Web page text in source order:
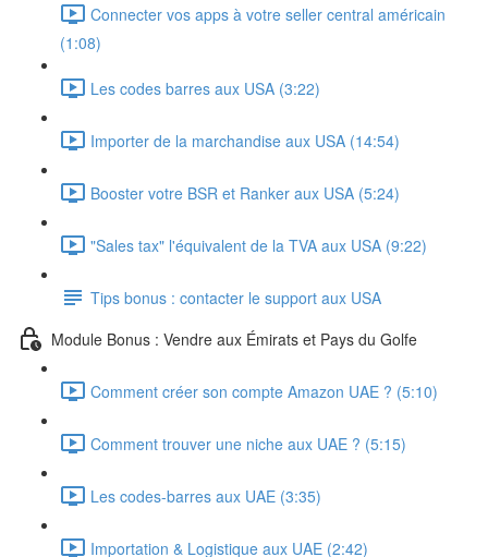
Connecter vos apps à votre seller central américain
(1:08)
Les codes barres aux USA (3:22)
Importer de la marchandise aux USA (14:54)
Booster votre BSR et Ranker aux USA (5:24)
"Sales tax" l'équivalent de la TVA aux USA (9:22)
Tips bonus : contacter le support aux USA
Module Bonus : Vendre aux Émirats et Pays du Golfe
Comment créer son compte Amazon UAE ? (5:10)
Comment trouver une niche aux UAE ? (5:15)
Les codes-barres aux UAE (3:35)
Importation & Logistique aux UAE (2:42)